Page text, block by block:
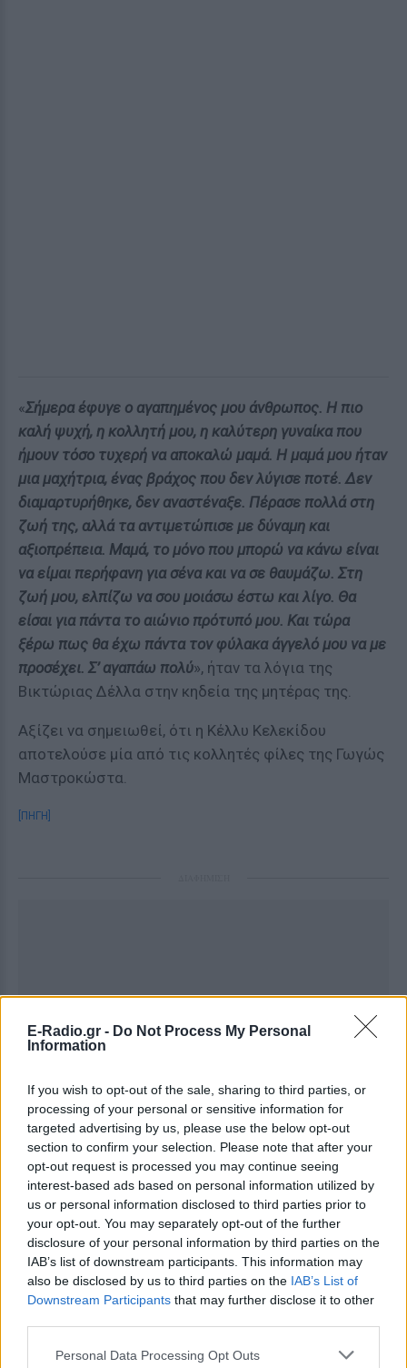
E-Radio.gr - Do Not Process My Personal
Information
If you wish to opt-out of the sale, sharing to third parties, or
processing of your personal or sensitive information for
targeted advertising by us, please use the below opt-out
section to confirm your selection. Please note that after your
opt-out request is processed you may continue seeing
interest-based ads based on personal information utilized by
us or personal information disclosed to third parties prior to
your opt-out. You may separately opt-out of the further
disclosure of your personal information by third parties on the
IAB’s list of downstream participants. This information may
also be disclosed by us to third parties on the IAB’s List of
Downstream Participants that may further disclose it to other
Personal Data Processing Opt Outs
«Σήμερα έφυγε ο αγαπημένος μου άνθρωπος. Η πιο
καλή ψυχή, η κολλητή μου, η καλύτερη γυναίκα που
ήμουν τόσο τυχερή να αποκαλώ μαμά. Η μαμά μου ήταν
μια μαχήτρια, ένας βράχος που δεν λύγισε ποτέ. Δεν
διαμαρτυρήθηκε, δεν αναστέναξε. Πέρασε πολλά στη
ζωή της, αλλά τα αντιμετώπισε με δύναμη και
αξιοπρέπεια. Μαμά, το μόνο που μπορώ να κάνω είναι
να είμαι περήφανη για σένα και να σε θαυμάζω. Στη
ζωή μου, ελπίζω να σου μοιάσω έστω και λίγο. Θα
είσαι για πάντα το αιώνιο πρότυπό μου. Και τώρα
ξέρω πως θα έχω πάντα τον φύλακα άγγελό μου να με
προσέχει. Σ’ αγαπάω πολύ», ήταν τα λόγια της
Βικτώριας Δέλλα στην κηδεία της μητέρας της.
Αξίζει να σημειωθεί, ότι η Κέλλυ Κελεκίδου
αποτελούσε μία από τις κολλητές φίλες της Γωγώς
Μαστροκώστα.
[ΠΗΓΗ]
Ακολουθήστε το E-Radio.gr στοGoogle News
Διαβάστε περισσότερα θέματα για Μόδα,